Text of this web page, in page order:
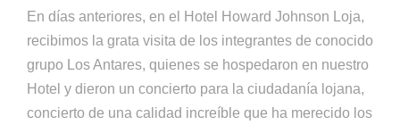
En días anteriores, en el Hotel Howard Johnson Loja,
recibimos la grata visita de los integrantes de conocido
grupo Los Antares, quienes se hospedaron en nuestro
Hotel y dieron un concierto para la ciudadanía lojana,
concierto de una calidad increíble que ha merecido los